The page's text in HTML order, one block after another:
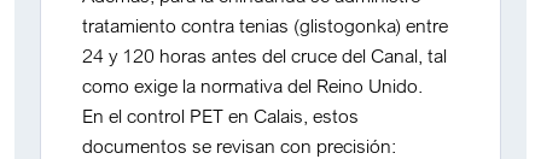
tratamiento contra tenias (glistogonka) entre
24 y 120 horas antes del cruce del Canal, tal
como exige la normativa del Reino Unido.
En elcontrol PET en Calais, estos
documentos se revisan con precisión: